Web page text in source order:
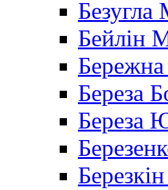
Безугла
Бейлін
Бережна
Береза
Береза